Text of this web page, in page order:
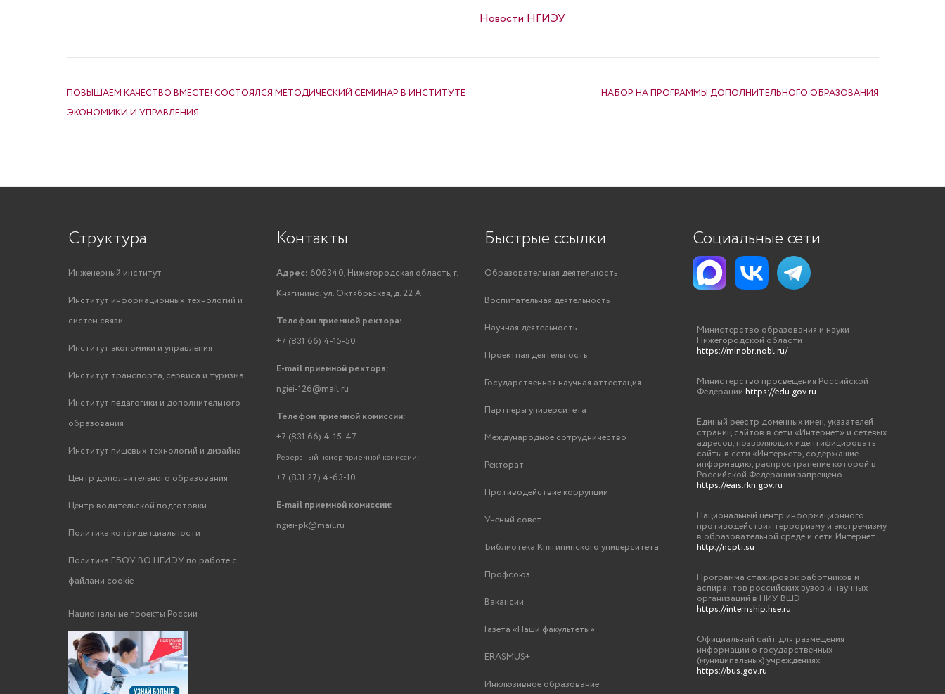
Новости НГИЭУ
ПОВЫШАЕМ КАЧЕСТВО ВМЕСТЕ! СОСТОЯЛСЯ МЕТОДИЧЕСКИЙ СЕМИНАР В ИНСТИТУТЕ
ЭКОНОМИКИ И УПРАВЛЕНИЯ
НАБОР НА ПРОГРАММЫ ДОПОЛНИТЕЛЬНОГО ОБРАЗОВАНИЯ
Структура
Инженерный институт
Институт информационных технологий и
систем связи
Институт экономики и управления
Институт транспорта, сервиса и туризма
Институт педагогики и дополнительного
образования
Институт пищевых технологий и дизайна
Центр дополнительного образования
Центр водительской подготовки
Политика конфиденциальности
Политика ГБОУ ВО НГИЭУ по работе с
файлами cookie
Национальные проекты России
Контакты
Адрес: 606340, Нижегородская область, г.
Княгинино, ул. Октябрьская, д. 22 А
Телефон приемной ректора:
+7 (831 66) 4-15-50
E-mail приемной ректора:
ngiei-126@mail.ru
Телефон приемной комиссии:
+7 (831 66) 4-15-47
Резервный номер приемной комиссии:
+7 (831 27) 4-63-10
E-mail приемной комиссии:
ngiei-pk@mail.ru
Быстрые ссылки
Образовательная деятельность
Воспитательная деятельность
Научная деятельность
Проектная деятельность
Государственная научная аттестация
Партнеры университета
Международное сотрудничество
Ректорат
Противодействие коррупции
Ученый совет
Библиотека Княгининского университета
Профсоюз
Вакансии
Газета «Наши факультеты»
ERASMUS+
Инклюзивное образование
Социальные сети
Министерство образования и науки
Нижегородской области
https://minobr.nobl.ru/
Министерство просвещения Российской
Федерации https://edu.gov.ru
Единый реестр доменных имен, указателей
страниц сайтов в сети «Интернет» и сетевых
адресов, позволяющих идентифицировать
сайты в сети «Интернет», содержащие
информацию, распространение которой в
Российской Федерации запрещено
https://eais.rkn.gov.ru
Национальный центр информационного
противодействия терроризму и экстремизму
в образовательной среде и сети Интернет
http://ncpti.su
Программа стажировок работников и
аспирантов российских вузов и научных
организаций в НИУ ВШЭ
https://internship.hse.ru
Официальный сайт для размещения
информации о государственных
(муниципальных) учреждениях
https://bus.gov.ru